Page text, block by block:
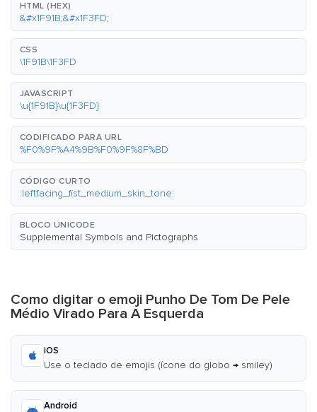
HTML (HEX)
&#x1F91B;&#x1F3FD;
CSS
\1F91B\1F3FD
JAVASCRIPT
\u{1F91B}\u{1F3FD}
CODIFICADO PARA URL
%F0%9F%A4%9B%F0%9F%8F%BD
CÓDIGO CURTO
:leftfacing_fist_medium_skin_tone:
BLOCO UNICODE
Supplemental Symbols and Pictographs
Como digitar o emoji Punho De Tom De Pele
Médio Virado Para A Esquerda
iOS
Use o teclado de emojis (ícone do globo → smiley)
Android